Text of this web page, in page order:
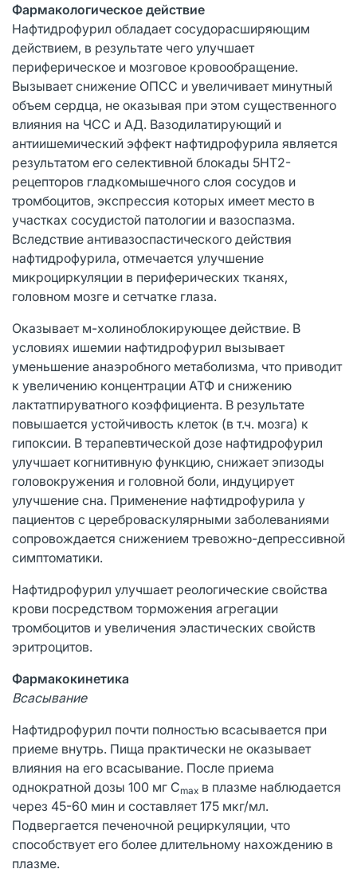
Фармакологическое действие
Нафтидрофурил обладает сосудорасширяющим
действием, в результате чего улучшает
периферическое и мозговое кровообращение.
Вызывает снижение ОПСС и увеличивает минутный
объем сердца, не оказывая при этом существенного
влияния на ЧСС и АД. Вазодилатирующий и
антиишемический эффект нафтидрофурила является
результатом его селективной блокады 5НТ2-
рецепторов гладкомышечного слоя сосудов и
тромбоцитов, экспрессия которых имеет место в
участках сосудистой патологии и вазоспазма.
Вследствие антивазоспастического действия
нафтидрофурила, отмечается улучшение
микроциркуляции в периферических тканях,
головном мозге и сетчатке глаза.
Оказывает м-холиноблокирующее действие. В
условиях ишемии нафтидрофурил вызывает
уменьшение анаэробного метаболизма, что приводит
к увеличению концентрации АТФ и снижению
лактатпируватного коэффициента. В результате
повышается устойчивость клеток (в т.ч. мозга) к
гипоксии. В терапевтической дозе нафтидрофурил
улучшает когнитивную функцию, снижает эпизоды
головокружения и головной боли, индуцирует
улучшение сна. Применение нафтидрофурила у
пациентов с цереброваскулярными заболеваниями
сопровождается снижением тревожно-депрессивной
симптоматики.
Нафтидрофурил улучшает реологические свойства
крови посредством торможения агрегации
тромбоцитов и увеличения эластических свойств
эритроцитов.
Фармакокинетика
Всасывание
Нафтидрофурил почти полностью всасывается при
приеме внутрь. Пища практически не оказывает
влияния на его всасывание. После приема
однократной дозы 100 мг Cmax в плазме наблюдается
через 45-60 мин и составляет 175 мкг/мл.
Подвергается печеночной рециркуляции, что
способствует его более длительному нахождению в
плазме.